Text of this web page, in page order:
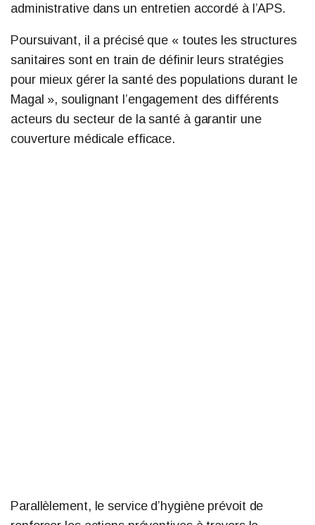
administrative dans un entretien accordé à l’APS.
Poursuivant, il a précisé que « toutes les structures
sanitaires sont en train de définir leurs stratégies
pour mieux gérer la santé des populations durant le
Magal », soulignant l’engagement des différents
acteurs du secteur de la santé à garantir une
couverture médicale efficace.
Parallèlement, le service d’hygiène prévoit de